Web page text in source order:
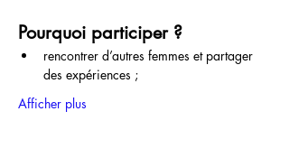
Pourquoi participer ?
rencontrer d’autres femmes et partager
des expériences ;
Afficher plus